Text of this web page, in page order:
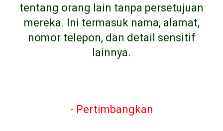
tentang orang lain tanpa persetujuan
mereka. Ini termasuk nama, alamat,
nomor telepon, dan detail sensitif
lainnya.
- Pertimbangkan